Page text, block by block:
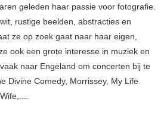
geleden haar passie voor fotografie.
rustige beelden, abstracties en
ze op zoek gaat naar haar eigen,
ook een grote interesse in muziek en
naar Engeland om concerten bij te
Divine Comedy, Morrissey, My Life